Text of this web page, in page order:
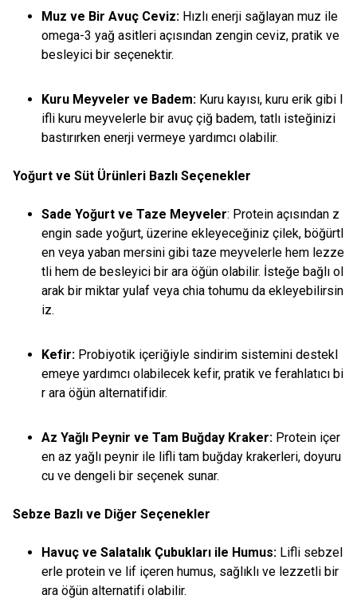
Muz ve Bir Avuç Ceviz: Hızlı enerji sağlayan muz ile
omega-3 yağ asitleri açısından zengin ceviz, pratik ve
besleyici bir seçenektir.
Kuru Meyveler ve Badem: Kuru kayısı, kuru erik gibi l
ifli kuru meyvelerle bir avuç çiğ badem, tatlı isteğinizi
bastırırken enerji vermeye yardımcı olabilir.
Yoğurt ve Süt Ürünleri Bazlı Seçenekler
Sade Yoğurt ve Taze Meyveler: Protein açısından z
engin sade yoğurt, üzerine ekleyeceğiniz çilek, böğürtl
en veya yaban mersini gibi taze meyvelerle hem lezze
tli hem de besleyici bir ara öğün olabilir. İsteğe bağlı ol
arak bir miktar yulaf veya chia tohumu da ekleyebilirsin
iz.
Kefir: Probiyotik içeriğiyle sindirim sistemini destekl
emeye yardımcı olabilecek kefir, pratik ve ferahlatıcı bi
r ara öğün alternatifidir.
Az Yağlı Peynir ve Tam Buğday Kraker: Protein içer
en az yağlı peynir ile lifli tam buğday krakerleri, doyuru
cu ve dengeli bir seçenek sunar.
Sebze Bazlı ve Diğer Seçenekler
Havuç ve Salatalık Çubukları ile Humus: Lifli sebzel
erle protein ve lif içeren humus, sağlıklı ve lezzetli bir
ara öğün alternatifi olabilir.